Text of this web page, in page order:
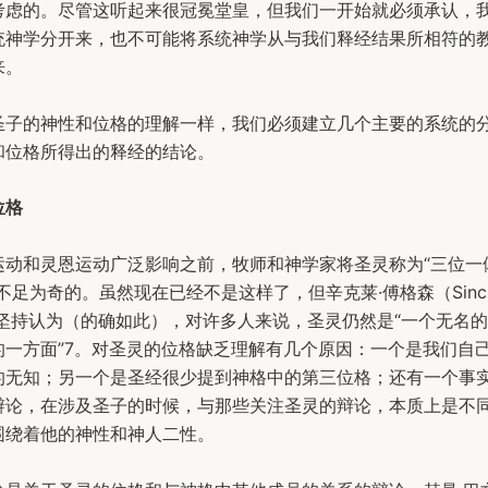
的。尽管这听起来很冠冕堂皇，但我们一开始就必须承认，
学分开来，也不可能将系统神学从与我们释经结果所相符的
的神性和位格的理解一样，我们必须建立几个主要的系统的
格所得出的释经的结论。
格
和灵恩运动广泛影响之前，牧师和神学家将圣灵称为“三位
足为奇的。虽然现在已经不是这样了，但辛克莱·傅格森（
持认为（的确如此），对许多人来说，圣灵仍然是“一个无名
方面”7。对圣灵的位格缺乏理解有几个原因：一个是我们自
知；另一个是圣经很少提到神格中的第三位格；还有一个事
，在涉及圣子的时候，与那些关注圣灵的辩论，本质上是不
着他的神性和神人二性。